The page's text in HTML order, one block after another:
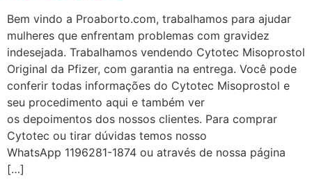
Bem vindo a Proaborto.com, trabalhamos para ajudar
mulheres que enfrentam problemas com gravidez
indesejada. Trabalhamos vendendo Cytotec Misoprostol
Original da Pfizer, com garantia na entrega. Você pode
conferir todas informações do Cytotec Misoprostol e
seu procedimento aqui e também ver
os depoimentos dos nossos clientes. Para comprar
Cytotec ou tirar dúvidas temos nosso
WhatsApp 1196281-1874 ou através de nossa página
[…]
http://www.proaborto.com)
Eu acho, não sei
22/05/2026 17:19:16
(879121**** em
http://www.proaborto.com)
Deve ser um corrimento normal
mesmo